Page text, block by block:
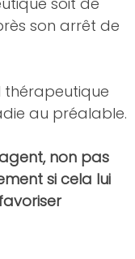
son arrêt de
thérapeutique
au préalable.
non pas
si cela lui